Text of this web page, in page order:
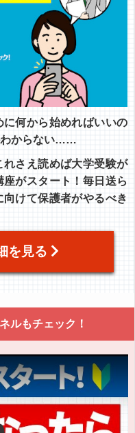
何から始めればいいの
わからない……
さえ読めば大学受験が
がスタート！毎日送ら
けて保護者がやるべき
を見る
ルもチェック！